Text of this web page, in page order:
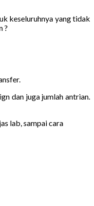
keseluruhnya yang tidak
?
dan juga jumlah antrian.
lab, sampai cara